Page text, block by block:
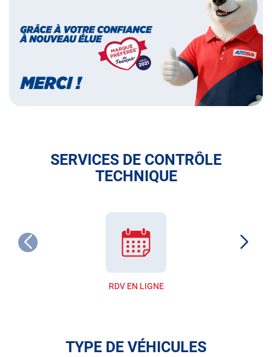
français
SERVICES DE CONTRÔLE
TECHNIQUE
RDV EN LIGNE
TYPE DE VÉHICULES